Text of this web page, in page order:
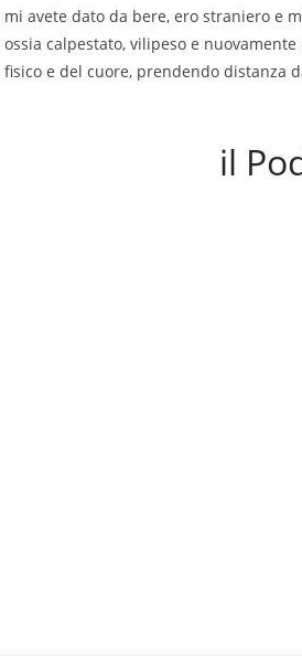
mi avete dato da bere, ero straniero e
ossia calpestato, vilipeso e
fisico e del cuore, prendendo distanza
il